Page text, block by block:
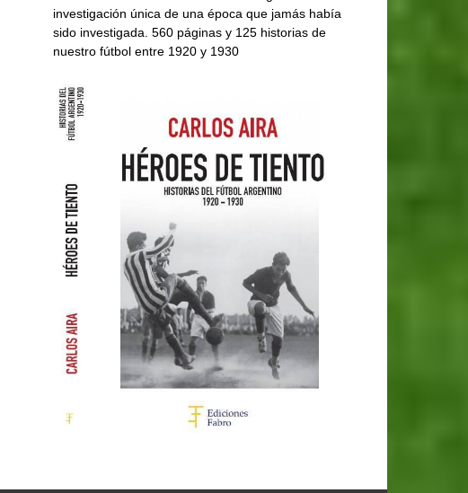
investigación única de una época que jamás había
sido investigada. 560 páginas y 125 historias de
nuestro fútbol entre 1920 y 1930